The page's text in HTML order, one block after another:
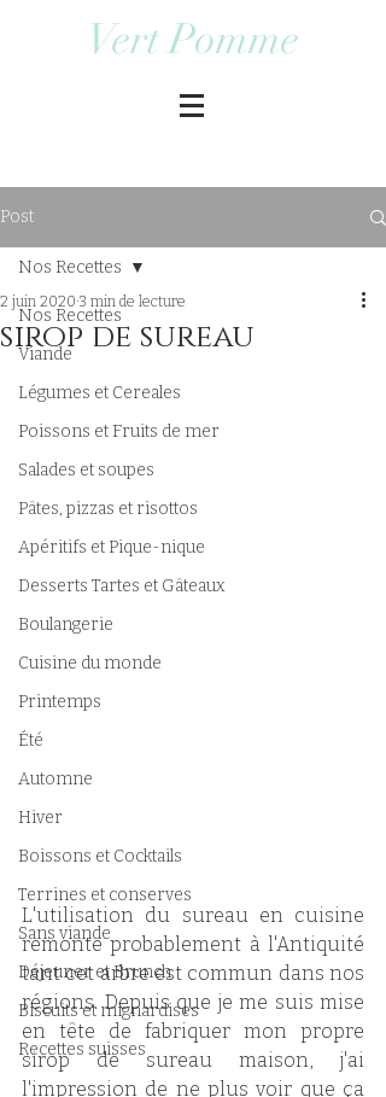
Vert Pomme
Post
Nos Recettes
Viande
Légumes et Cereales
Poissons et Fruits de mer
Salades et soupes
Pâtes, pizzas et risottos
Apéritifs et Pique-nique
Desserts Tartes et Gâteaux
Boulangerie
Cuisine du monde
Printemps
Été
Automne
Hiver
Boissons et Cocktails
Terrines et conserves
Sans viande
Déjeuner et Brunch
Biscuits et mignardises
Recettes suisses
Nos Recettes
sirop de sureau
2 juin 2020 3 min de lecture
L'utilisation du sureau en cuisine
remonte probablement à l'Antiquité
tant cet arbre est commun dans nos
régions. Depuis que je me suis mise
en tête de fabriquer mon propre
sirop de sureau maison, j'ai
l'impression de ne plus voir que ça